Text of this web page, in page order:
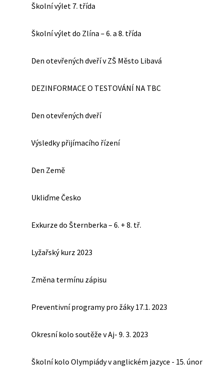
Školní výlet 7. třída
Školní výlet do Zlína – 6. a 8. třída
Den otevřených dveří v ZŠ Město Libavá
DEZINFORMACE O TESTOVÁNÍ NA TBC
Den otevřených dveří
Výsledky přijímacího řízení
Den Země
Ukliďme Česko
Exkurze do Šternberka – 6. + 8. tř.
Lyžařský kurz 2023
Změna termínu zápisu
Preventivní programy pro žáky 17.1. 2023
Okresní kolo soutěže v Aj- 9. 3. 2023
Školní kolo Olympiády v anglickém jazyce - 15. únor